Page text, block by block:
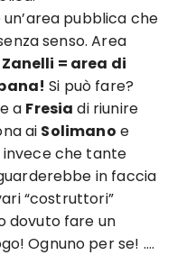
un’area pubblica che
senso. Area
= area di
Si può fare?
a Fresia di riunire
ai Solimano e
invece che tante
in faccia
“costruttori”
dovuto fare un
Ognuno per se! ….